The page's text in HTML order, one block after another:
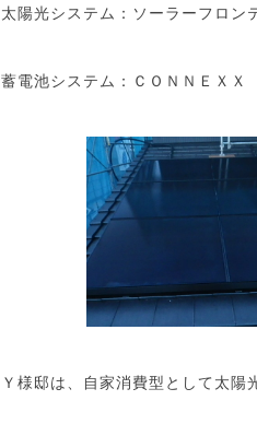
太陽光システム：ソーラーフロン
蓄電池システム：ＣＯＮＮＥＸ
Ｙ様邸は、自家消費型として太陽